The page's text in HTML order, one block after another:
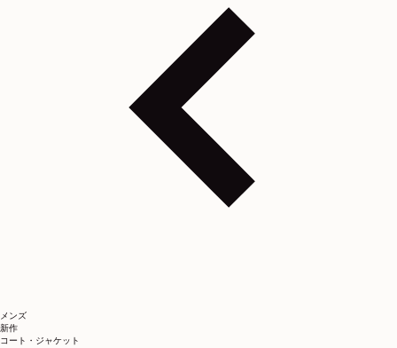
メンズ
新作
コート・ジャケット